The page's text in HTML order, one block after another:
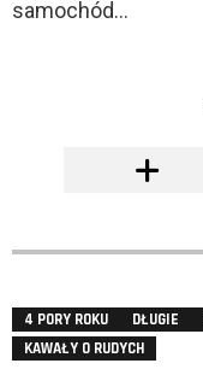
samochód…
4 PORY ROKU DŁUGIE
KAWAŁY O RUDYCH